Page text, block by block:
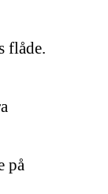
flåde.
på